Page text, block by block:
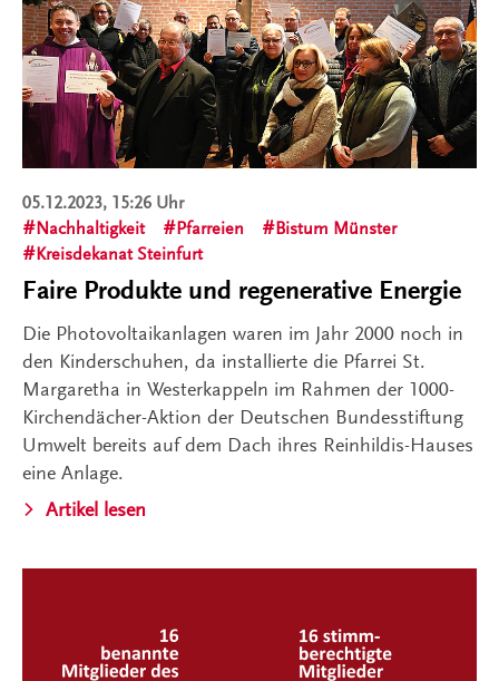
05.12.2023, 15:26 Uhr
Nachhaltigkeit
Pfarreien
Bistum Münster
Kreisdekanat Steinfurt
Faire Produkte und regenerative Energie
Die Photovoltaikanlagen waren im Jahr 2000 noch in
den Kinderschuhen, da installierte die Pfarrei St.
Margaretha in Westerkappeln im Rahmen der 1000-
Kirchendächer-Aktion der Deutschen Bundesstiftung
Umwelt bereits auf dem Dach ihres Reinhildis-Hauses
eine Anlage.
Artikel lesen